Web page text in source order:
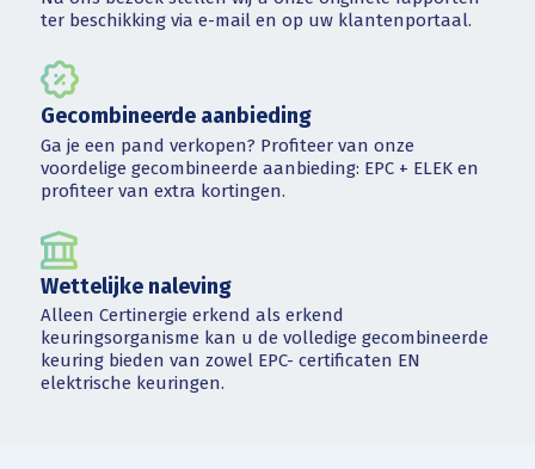
ter beschikking via e-mail en op uw klantenportaal.
Gecombineerde aanbieding
Ga je een pand verkopen? Profiteer van onze
voordelige gecombineerde aanbieding: EPC + ELEK en
profiteer van extra kortingen.
Wettelijke naleving
Alleen Certinergie erkend als erkend
keuringsorganisme kan u de volledige gecombineerde
keuring bieden van zowel EPC- certificaten EN
elektrische keuringen.